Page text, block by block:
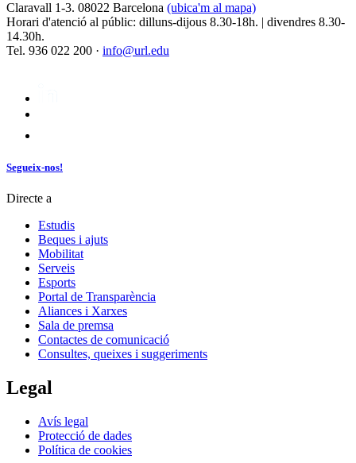
Claravall 1-3. 08022 Barcelona (ubica'm al mapa)
Horari d'atenció al públic: dilluns-dijous 8.30-18h. | divendres 8.30-
14.30h.
Tel. 936 022 200 · info@url.edu
Segueix-nos!
Directe a
Estudis
Beques i ajuts
Mobilitat
Serveis
Esports
Portal de Transparència
Aliances i Xarxes
Sala de premsa
Contactes de comunicació
Consultes, queixes i suggeriments
Legal
Avís legal
Protecció de dades
Política de cookies